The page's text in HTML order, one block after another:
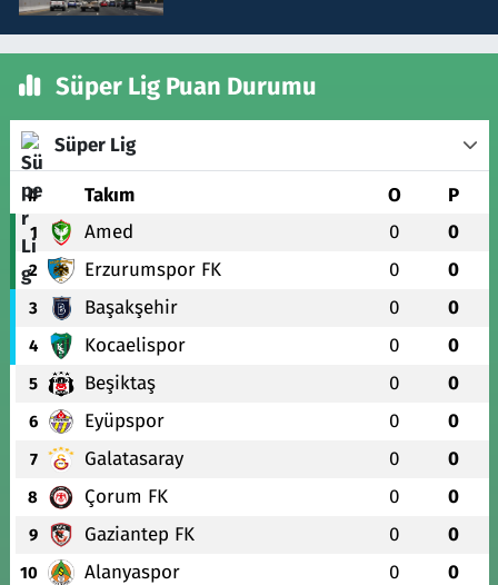
Süper Lig Puan Durumu
Süper Lig
# Takım O P
1 Amed 0 0
2 Erzurumspor FK 0 0
3 Başakşehir 0 0
4 Kocaelispor 0 0
5 Beşiktaş 0 0
6 Eyüpspor 0 0
7 Galatasaray 0 0
8 Çorum FK 0 0
9 Gaziantep FK 0 0
10 Alanyaspor 0 0